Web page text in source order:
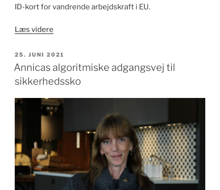
ID-kort for vandrende arbejdskraft i EU.
Læs videre
mod
social
dumping
på
vej
i
UDGIVET
DEN
25. JUNI 2021
Annicas algoritmiske adgangsvej til
sikkerhedssko